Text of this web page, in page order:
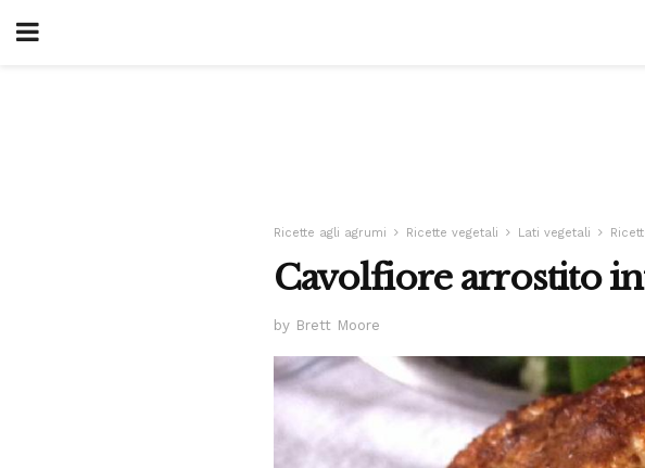
Ricette agli agrumi Ricette vegetali Lati vegetali
Cavolfiore arrostito
by Brett Moore